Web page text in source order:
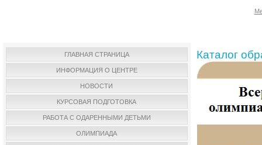
ГЛАВНАЯ СТРАНИЦА
ИНФОРМАЦИЯ О ЦЕНТРЕ
НОВОСТИ
КУРСОВАЯ ПОДГОТОВКА
РАБОТА С ОДАРЕННЫМИ ДЕТЬМИ
ОЛИМПИАДА
Каталог